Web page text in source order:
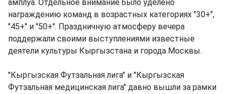
амплуа. Отдельное внимание было уделено
награждению команд в возрастных категориях "30+",
"45+" и "50+". Праздничную атмосферу вечера
поддержали своими выступлениями известные
деятели культуры Кыргызстана и города Москвы.
"Кыргызская Футзальная лига" и "Кыргызская
Футзальная медицинская лига" давно вышли за рамки